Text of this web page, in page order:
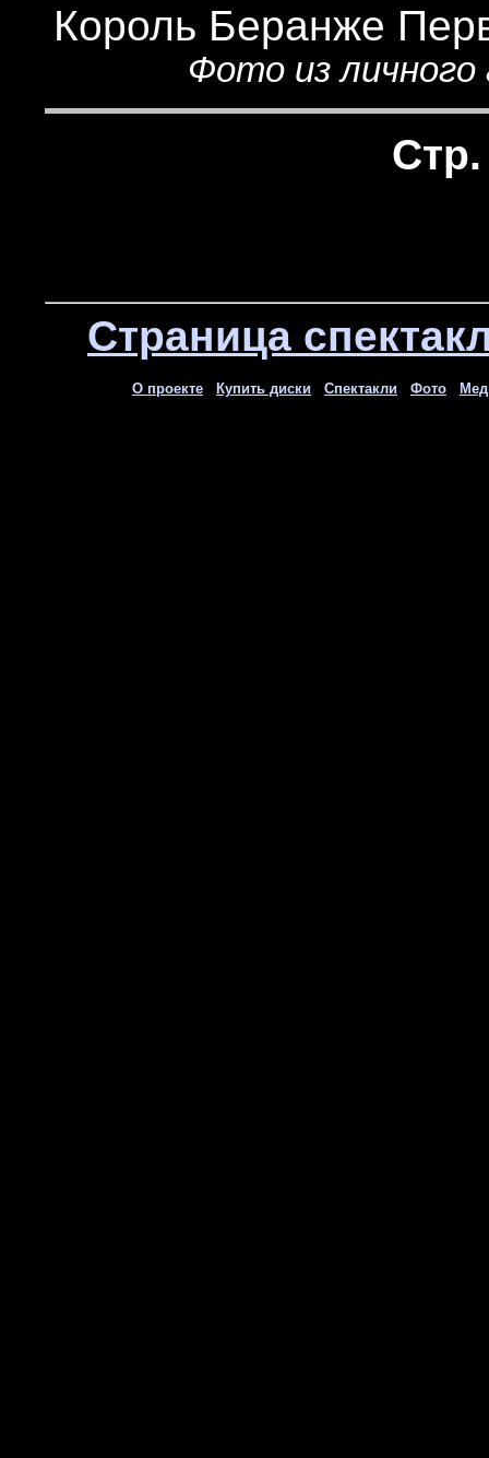
Король Беранже
Фото из личного
Страница
О проекте Купить диски Спектакли Фото